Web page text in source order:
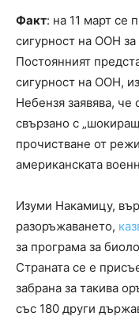
Факт: на 11 март се
сигурност на ООН за
Постоянният
сигурност на ООН,
Небензя заявява, че
свързано с
прочистване от
американската
Изуми Накамицу,
разоръжаването,
за програма за
Страната се е
забрана за такива
със 180 други